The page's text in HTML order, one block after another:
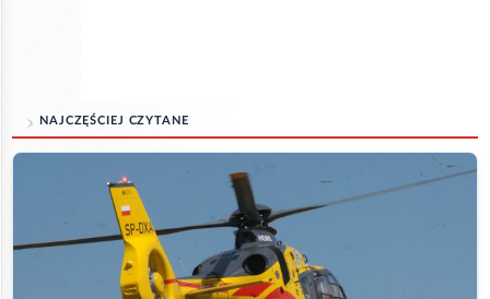
NAJCZĘŚCIEJ CZYTANE